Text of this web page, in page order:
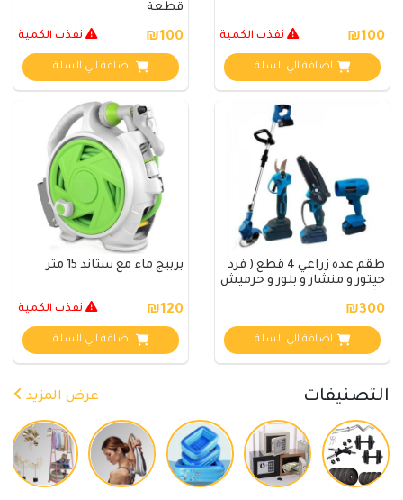
₪100 نفذت الكمية
اضافة الي السلة
قطعة
₪100 نفذت الكمية
اضافة الي السلة
طقم عده زراعي 4 قطع ( فرد
جيتور و منشار و بلور و حرميش
₪300
اضافة الي السلة
بربيج ماء مع ستاند 15 متر
₪120 نفذت الكمية
اضافة الي السلة
التصنيفات عرض المزيد